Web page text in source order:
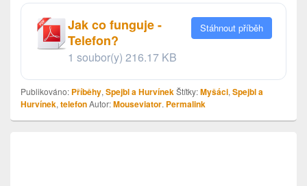
Jak co funguje -
Telefon?
1 soubor(y) 216.17 KB
Stáhnout příběh
Publikováno: Příběhy, Spejbl a HurvínekŠtítky:Myšáci, Spejbl a
Hurvínek, telefonAutor:Mouseviator. Permalink